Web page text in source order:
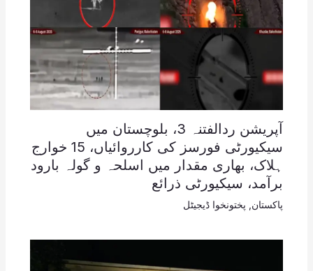
آپریشن ردالفتنہ 3، بلوچستان میں
سیکیورٹی فورسز کی کارروائیاں، 15 خوارج
ہلاک، بھاری مقدار میں اسلحہ و گولہ بارود
برآمد، سیکیورٹی ذرائع
پاکستان پختونخوا ڈیجیٹل